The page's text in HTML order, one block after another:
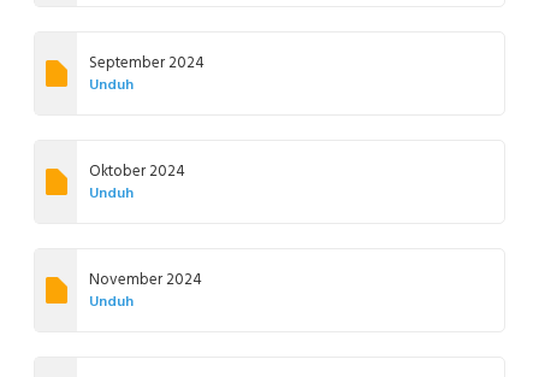
September 2024
Unduh
Oktober 2024
Unduh
November 2024
Unduh